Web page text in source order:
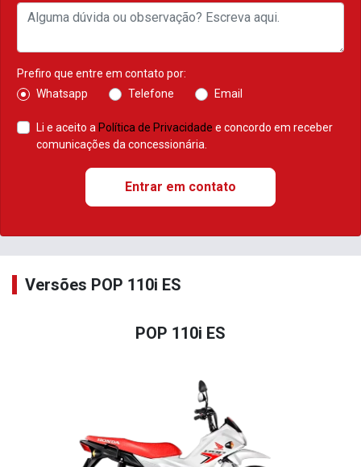
Prefiro que entre em contato por:
Whatsapp
Telefone Email
Li e aceito a Política de Privacidade e concordo em receber
comunicações da concessionária.
Entrar em contato
Versões POP 110i ES
POP 110i ES